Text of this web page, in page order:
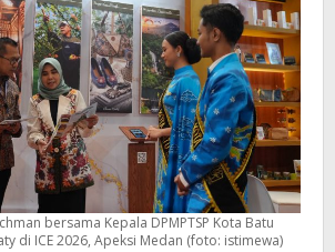
bersama Kepala DPMPTSP Kota Batu
di ICE 2026, Apeksi Medan (foto: istimewa)